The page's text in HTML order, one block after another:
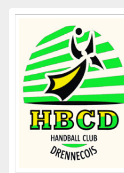
Zone
barre
latérale